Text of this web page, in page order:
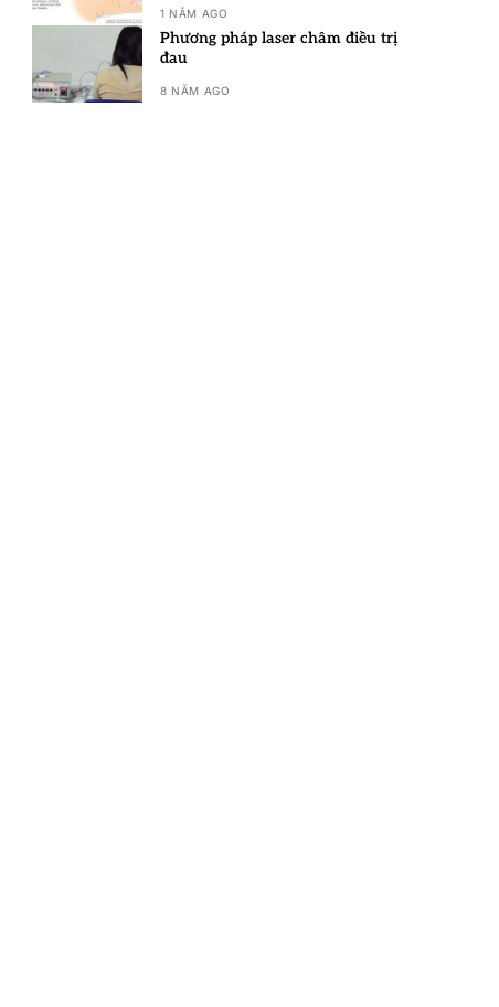
1 NĂM AGO
Phương pháp laser châm điều trị
đau
8 NĂM AGO